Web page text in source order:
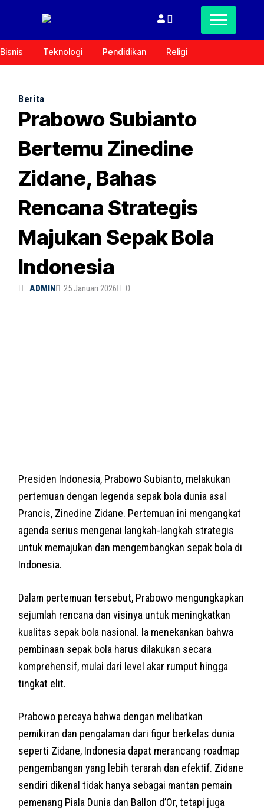
Bisnis Teknologi Pendidikan Religi
Berita
Prabowo Subianto
Bertemu Zinedine
Zidane, Bahas
Rencana Strategis
Majukan Sepak Bola
Indonesia
ADMIN 25 Januari 2026 0
Presiden Indonesia, Prabowo Subianto, melakukan
pertemuan dengan legenda sepak bola dunia asal
Prancis, Zinedine Zidane. Pertemuan ini mengangkat
agenda serius mengenai langkah-langkah strategis
untuk memajukan dan mengembangkan sepak bola di
Indonesia.
Dalam pertemuan tersebut, Prabowo mengungkapkan
sejumlah rencana dan visinya untuk meningkatkan
kualitas sepak bola nasional. Ia menekankan bahwa
pembinaan sepak bola harus dilakukan secara
komprehensif, mulai dari level akar rumput hingga
tingkat elit.
Prabowo percaya bahwa dengan melibatkan
pemikiran dan pengalaman dari figur berkelas dunia
seperti Zidane, Indonesia dapat merancang roadmap
pengembangan yang lebih terarah dan efektif. Zidane
sendiri dikenal tidak hanya sebagai mantan pemain
pemenang Piala Dunia dan Ballon d’Or, tetapi juga